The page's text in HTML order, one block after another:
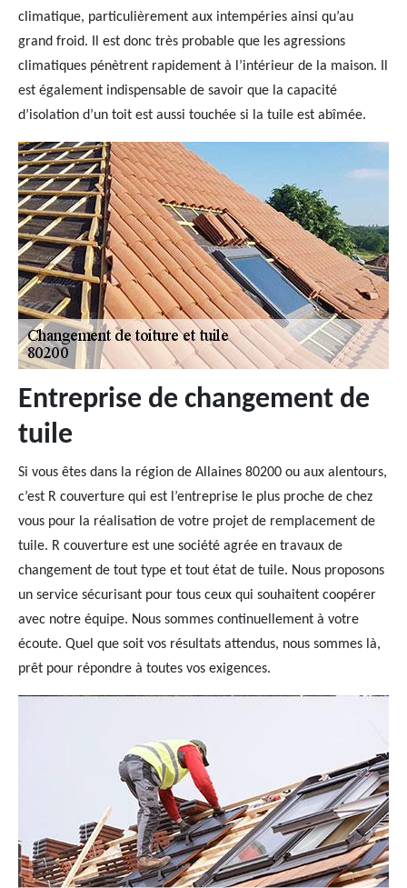
climatique, particulièrement aux intempéries ainsi qu’au
grand froid. Il est donc très probable que les agressions
climatiques pénètrent rapidement à l’intérieur de la maison. Il
est également indispensable de savoir que la capacité
d’isolation d’un toit est aussi touchée si la tuile est abîmée.
Entreprise de changement de
tuile
Si vous êtes dans la région de Allaines 80200 ou aux alentours,
c’est R couverture qui est l’entreprise le plus proche de chez
vous pour la réalisation de votre projet de remplacement de
tuile. R couverture est une société agrée en travaux de
changement de tout type et tout état de tuile. Nous proposons
un service sécurisant pour tous ceux qui souhaitent coopérer
avec notre équipe. Nous sommes continuellement à votre
écoute. Quel que soit vos résultats attendus, nous sommes là,
prêt pour répondre à toutes vos exigences.